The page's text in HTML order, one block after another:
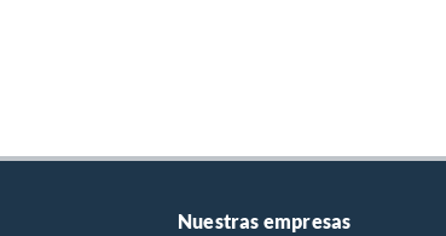
Nuestras empresas